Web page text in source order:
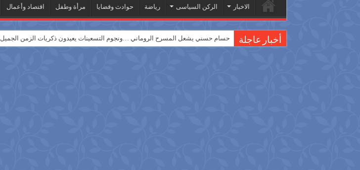
الاخبار الركن السياسى رياضة حوادث وقضايا مرأة وطفل اقتصاد وأعمال
أخبار عاجلة حسام حسني يشعل المسرح الروماني …ونجوم التسعينات يعيدون ذكريات الزمن الجميل